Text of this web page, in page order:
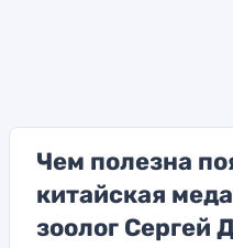
Чем полезна
китайская
зоолог Сергей